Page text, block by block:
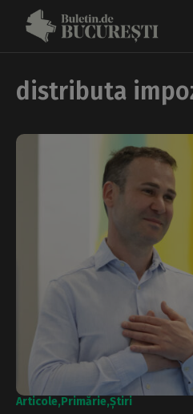
distributa
Articole Primărie Știri